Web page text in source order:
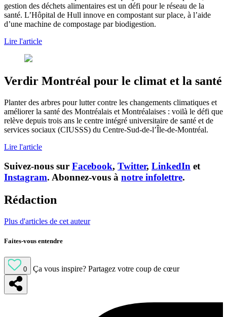
gestion des déchets alimentaires est un défi pour le réseau de la
santé. L’Hôpital de Hull innove en compostant sur place, à l’aide
d’une machine de compostage par biodigestion.
Lire l'article
Verdir Montréal pour le climat et la santé
Planter des arbres pour lutter contre les changements climatiques et
améliorer la santé des Montréalais et Montréalaises : voilà le défi que
relève depuis trois ans le centre intégré universitaire de santé et de
services sociaux (CIUSSS) du Centre-Sud-de-l’Île-de-Montréal.
Lire l'article
Suivez-nous sur Facebook, Twitter, LinkedIn et
Instagram. Abonnez-vous à notre infolettre.
Rédaction
Plus d'articles de cet auteur
Faites-vous entendre
0 Ça vous inspire? Partagez votre coup de cœur